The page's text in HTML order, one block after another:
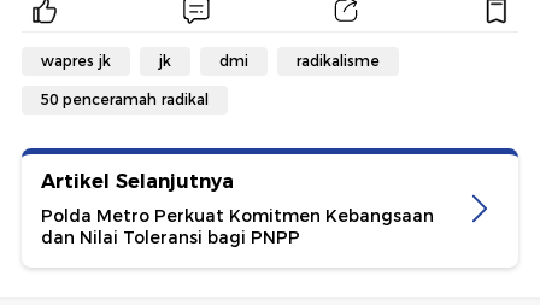
wapres jk jk dmi radikalisme
50 penceramah radikal
Artikel Selanjutnya
Polda Metro Perkuat Komitmen Kebangsaan
dan Nilai Toleransi bagi PNPP